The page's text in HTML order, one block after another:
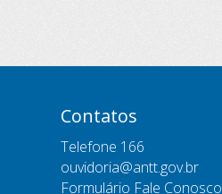
Contatos
Telefone 166
ouvidoria@antt.gov.br
Formulário Fale Conosco